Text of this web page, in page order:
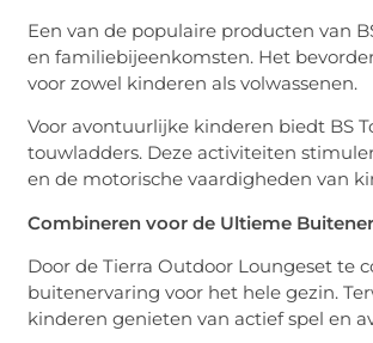
Een van de populaire producten van
en familiebijeenkomsten. Het
voor zowel kinderen als volwassenen.
Voor avontuurlijke kinderen biedt BS
touwladders. Deze activiteiten
en de motorische vaardigheden van
Combineren voor de Ultieme
Door de Tierra Outdoor Loungeset te
buitenervaring voor het hele gezin.
kinderen genieten van actief spel en